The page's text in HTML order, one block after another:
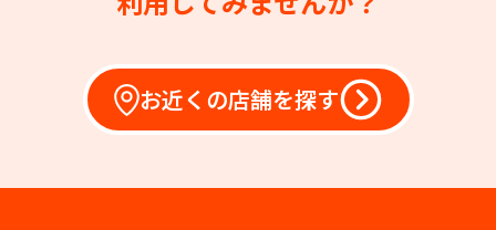
お近くの店舗を探す